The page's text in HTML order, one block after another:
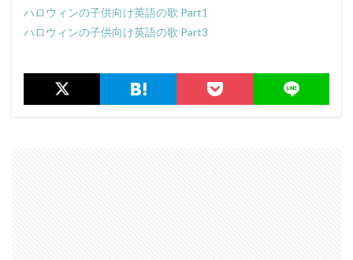
ハロウィンの子供向け英語の歌 Part1
ハロウィンの子供向け英語の歌 Part3